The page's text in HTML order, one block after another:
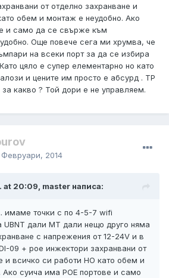
от отделно захранване и
обем и монтаж е неудобно. Ако
и само да се свърже към
Още повече сега ми хрумва, че
на всеки порт за да се избира
цяло е супер елементарно но като
и цените им просто е абсурд . ТP
за какво ? Той дори е не управляем.
Февруари, 2014
at 20:09, master написа:
имаме точки с по 4-5-7 wifi
UBNT дали МТ дали нещо друго няма
с напрежения от 12-24V и в
09 + poe инжектори захранвани от
и всичко си работи НО като обем и
суича има POE портове и само